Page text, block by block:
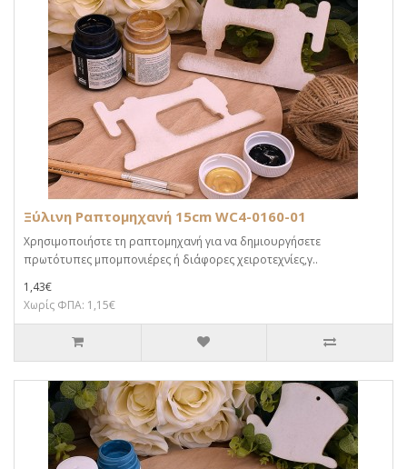
Ξύλινη Ραπτομηχανή 15cm WC4-0160-01
Χρησιμοποιήστε τη ραπτομηχανή για να δημιουργήσετε
πρωτότυπες μπομπονιέρες ή διάφορες χειροτεχνίες,γ..
1,43€
Χωρίς ΦΠΑ: 1,15€